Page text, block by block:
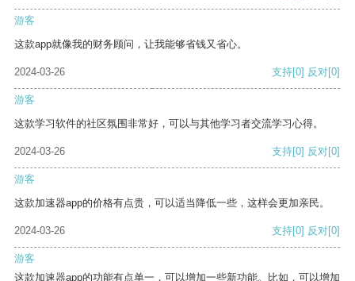
游客
这款app就像我的财务顾问，让我能够省钱又省心。
2024-03-26 支持[0] 反对[0]
游客
这款学习软件的社区氛围非常好，可以与其他学习者交流学习心得。
2024-03-26 支持[0] 反对[0]
游客
这款加速器app的价格有点贵，可以适当降低一些，这样会更加亲民。
2024-03-26 支持[0] 反对[0]
游客
这款加速器app的功能有点单一，可以增加一些新功能。比如，可以增加